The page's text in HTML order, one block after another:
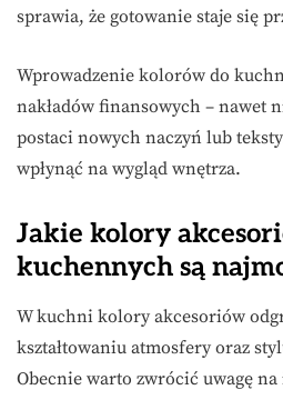
sprawia, że gotowanie staje się
Wprowadzenie kolorów do
nakładów finansowych – nawet
postaci nowych naczyń lub
wpłynąć na wygląd wnętrza.
Jakie kolory
kuchennych są
W kuchni kolory akcesoriów
kształtowaniu atmosfery oraz
Obecnie warto zwrócić uwagę